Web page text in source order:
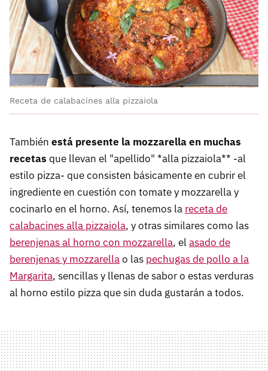
Receta de calabacines alla pizzaiola
También está presente la mozzarella en muchas
recetas que llevan el "apellido" *alla pizzaiola** -al
estilo pizza- que consisten básicamente en cubrir el
ingrediente en cuestión con tomate y mozzarella y
cocinarlo en el horno. Así, tenemos la receta de
calabacines alla pizzaiola, y otras similares como las
berenjenas al horno con mozzarella, el asado de
berenjenas y mozzarellao las pechugas de pollo a la
Margarita, sencillas y llenas de sabor o estas verduras
al horno estilo pizza que sin duda gustarán a todos.